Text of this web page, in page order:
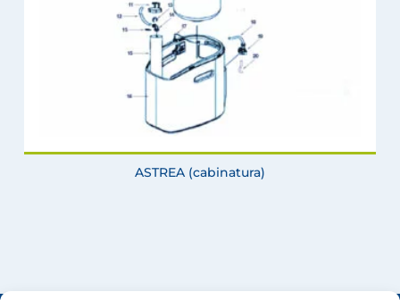
ASTREA (cabinatura)